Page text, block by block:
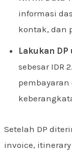
informasi
kontak, dan
Lakukan
sebesar IDR
Setelah DP
invoice,